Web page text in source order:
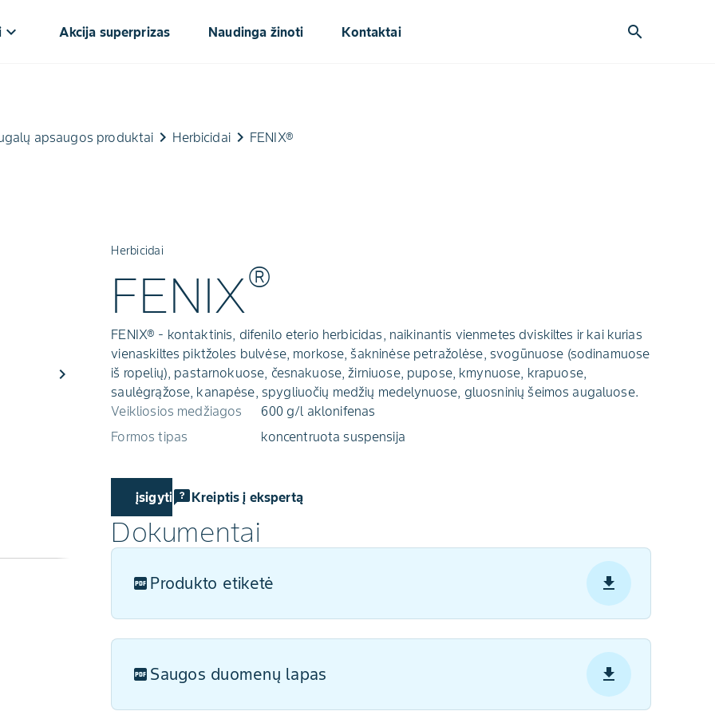
keyboard_arrow_down Akcija superprizas Naudinga žinoti Kontaktai search
apsaugos produktai keyboard_arrow_right Herbicidaikeyboard_arrow_right FENIX®
chevron_right
Herbicidai
FENIX®
FENIX® - kontaktinis, difenilo eterio herbicidas, naikinantis vienmetes dviskiltes ir kai kurias
vienaskiltes piktžoles bulvėse, morkose, šakninėse petražolėse, svogūnuose (sodinamuose
iš ropelių), pastarnokuose, česnakuose, žirniuose, pupose, kmynuose, krapuose,
saulėgrąžose, kanapėse, spygliuočių medžių medelynuose, gluosninių šeimos augaluose.
Veikliosios medžiagos
600 g/l aklonifenas
Formos tipas
koncentruota suspensija
Kur įsigyti Kreiptis į ekspertą
Dokumentai
Produkto etiketė
Saugos duomenų lapas